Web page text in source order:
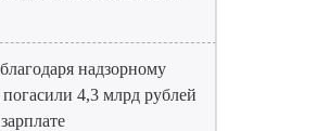
надзорному
погасили 4,3 млрд рублей